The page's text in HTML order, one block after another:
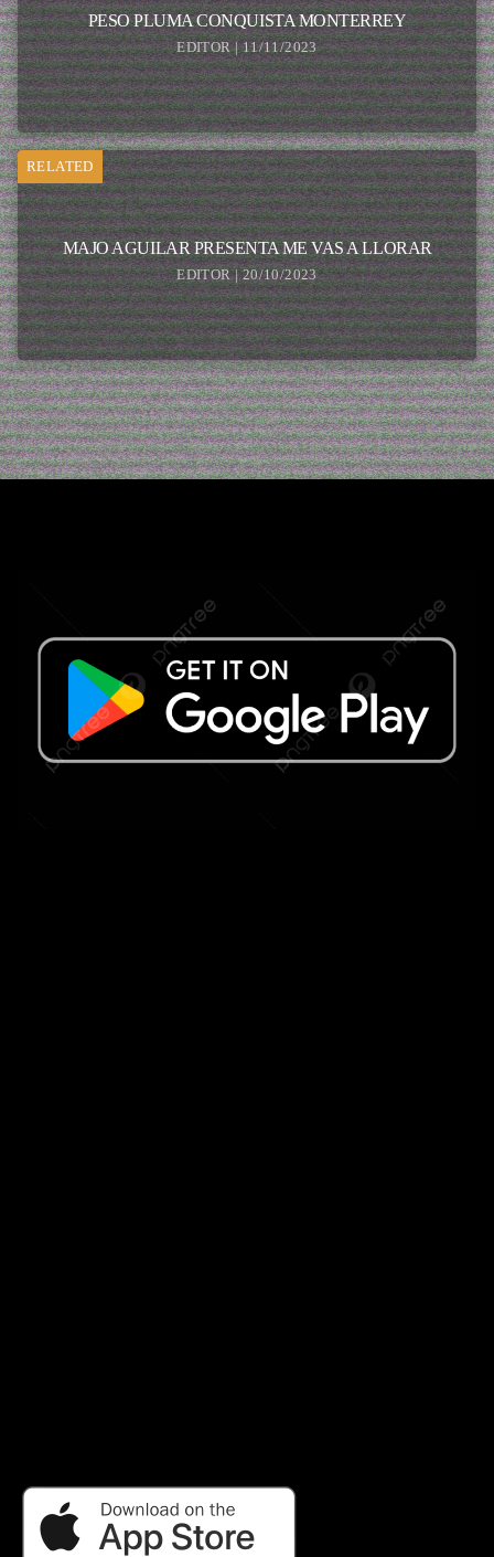
PESO PLUMA CONQUISTA MONTERREY
EDITOR | 11/11/2023
RELATED
MAJO AGUILAR PRESENTA ME VAS A LLORAR
EDITOR | 20/10/2023